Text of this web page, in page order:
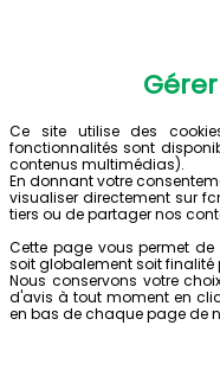
Ce site utilise des
fonctionnalités sont
contenus multimédias).
En donnant votre
visualiser directement sur
tiers ou de partager nos
Cette page vous permet de
soit globalement soit finalité
Nous conservons votre
d'avis à tout moment en
en bas de chaque page de